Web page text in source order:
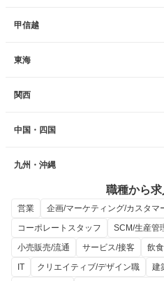
甲信越
東海
関西
中国・四国
九州・沖縄
職種から
営業
企画/マーケティング/カスタマ
コーポレートスタッフ
SCM/生産管
小売販売/流通
サービス/接客 飲食
IT
クリエイティブ/デザイン職
建